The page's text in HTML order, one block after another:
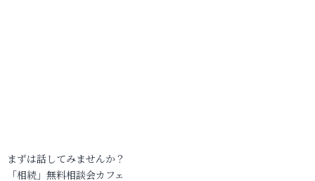
まずは話してみませんか？
「相続」無料相談会カフェ